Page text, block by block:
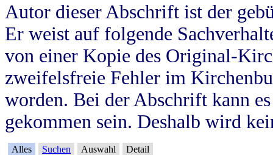
Autor dieser Abschrift ist der
Er weist auf folgende
von einer Kopie des Original-
zweifelsfreie Fehler im
worden. Bei der Abschrift kann
gekommen sein. Deshalb wird
Alles Suchen Auswahl Detail